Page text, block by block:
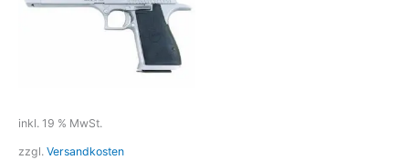
inkl. 19 % MwSt.
zzgl. Versandkosten